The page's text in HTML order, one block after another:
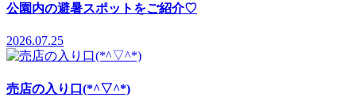
公園内の避暑スポットをご紹介♡
2026.07.25
売店の入り口(*^▽^*)